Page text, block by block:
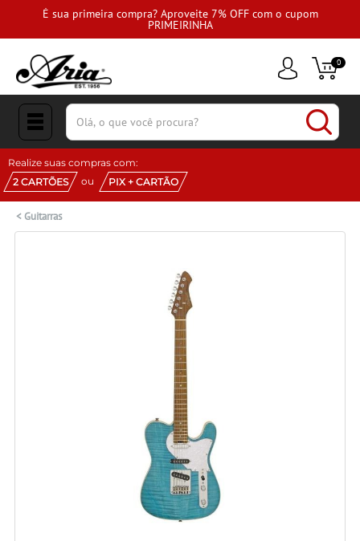
É sua primeira compra? Aproveite 7% OFF com o cupom
PRIMEIRINHA
0
(pesquisar)
Realize suas compras com:
2 CARTÕES
ou PIX + CARTÃO
<Guitarras